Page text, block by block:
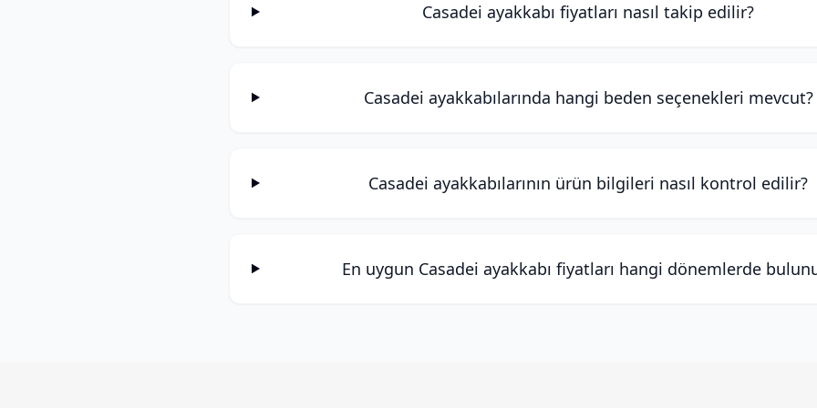
Casadei ayakkabı fiyatları nasıl takip edilir?
Casadei ayakkabılarında hangi beden seçenekleri mevcut?
Casadei ayakkabılarının ürün bilgileri nasıl kontrol edilir?
En uygun Casadei ayakkabı fiyatları hangi dönemlerde